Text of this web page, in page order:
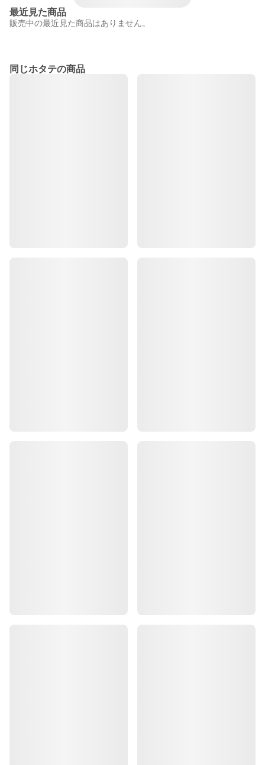
最近見た商品
販売中の最近見た商品はありません。
同じホタテの商品